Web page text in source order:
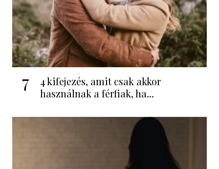
7
4 kifejezés, amit csak akkor
használnak a férfiak, ha...